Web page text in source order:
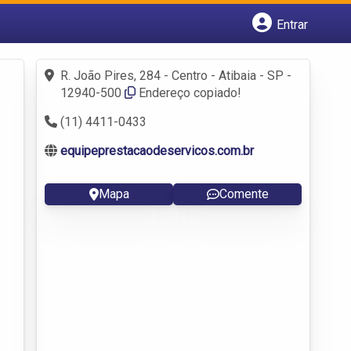
Entrar
Fazer login
Criar conta
R. João Pires, 284 - Centro - Atibaia - SP -
12940-500
Endereço copiado!
(11) 4411-0433
equipeprestacaodeservicos.com.br
Mapa Comente